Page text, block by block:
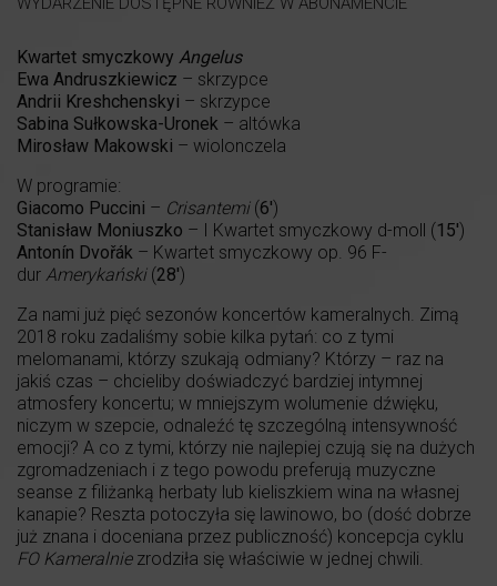
Kwartet smyczkowy Angelus
Ewa Andruszkiewicz – skrzypce
Andrii Kreshchenskyi – skrzypce
Sabina Sułkowska-Uronek – altówka
Mirosław Makowski – wiolonczela
W programie:
Giacomo Puccini – Crisantemi (6′)
Stanisław Moniuszko – I Kwartet smyczkowy d-moll (15′)
Antonín Dvořák – Kwartet smyczkowy op. 96 F-
dur Amerykański (28′)
Za nami już pięć sezonów koncertów kameralnych. Zimą
2018 roku zadaliśmy sobie kilka pytań: co z tymi
melomanami, którzy szukają odmiany? Którzy – raz na
jakiś czas – chcieliby doświadczyć bardziej intymnej
atmosfery koncertu; w mniejszym wolumenie dźwięku,
niczym w szepcie, odnaleźć tę szczególną intensywność
emocji? A co z tymi, którzy nie najlepiej czują się na dużych
zgromadzeniach i z tego powodu preferują muzyczne
seanse z filiżanką herbaty lub kieliszkiem wina na własnej
kanapie? Reszta potoczyła się lawinowo, bo (dość dobrze
już znana i doceniana przez publiczność) koncepcja cyklu
FO Kameralniezrodziła się właściwie w jednej chwili.